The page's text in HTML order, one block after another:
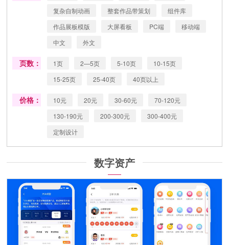
复杂自制动画
整套作品带策划
组件库
作品展板模版
大屏看板 PC端
移动端
中文
外文
页数： 1页 2—5页 5-10页
10-15页
15-25页
25-40页 40页以上
价格： 10元 20元 30-60元
70-120元
130-190元
200-300元
300-400元
定制设计
数字资产